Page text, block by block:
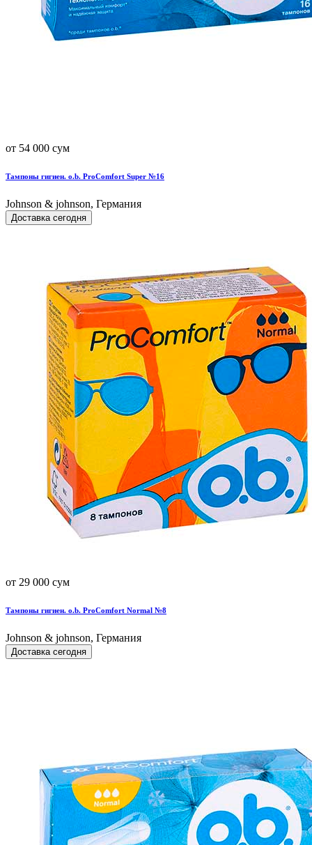
от 54 000 сум
Тампоны гигиен. o.b. ProComfort Super №16
Johnson & johnson, Германия
Доставка сегодня
от 29 000 сум
Тампоны гигиен. o.b. ProComfort Normal №8
Johnson & johnson, Германия
Доставка сегодня